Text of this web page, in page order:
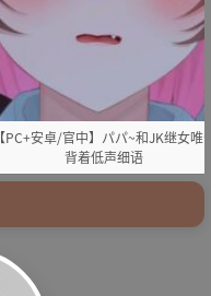
【PC+安卓/官中】パパ~和JK继女唯
背着低声细语